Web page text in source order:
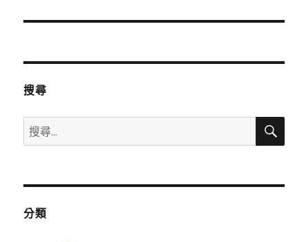
篇
章:
搜尋
搜
尋
鍵
搜
分類